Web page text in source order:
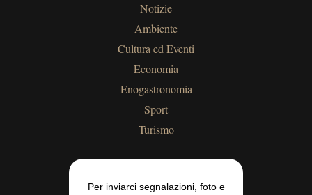
Notizie
Ambiente
Cultura ed Eventi
Economia
Enogastronomia
Sport
Turismo
Per inviarci segnalazioni, foto e